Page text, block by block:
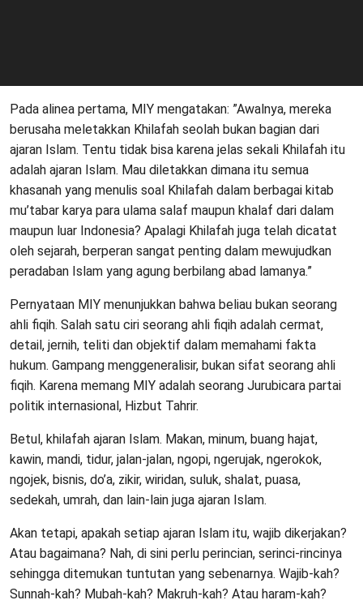
Pada alinea pertama, MIY mengatakan: ”Awalnya, mereka
berusaha meletakkan Khilafah seolah bukan bagian dari
ajaran Islam. Tentu tidak bisa karena jelas sekali Khilafah itu
adalah ajaran Islam. Mau diletakkan dimana itu semua
khasanah yang menulis soal Khilafah dalam berbagai kitab
mu’tabar karya para ulama salaf maupun khalaf dari dalam
maupun luar Indonesia? Apalagi Khilafah juga telah dicatat
oleh sejarah, berperan sangat penting dalam mewujudkan
peradaban Islam yang agung berbilang abad lamanya.”
Pernyataan MIY menunjukkan bahwa beliau bukan seorang
ahli fiqih. Salah satu ciri seorang ahli fiqih adalah cermat,
detail, jernih, teliti dan objektif dalam memahami fakta
hukum. Gampang menggeneralisir, bukan sifat seorang ahli
fiqih. Karena memang MIY adalah seorang Jurubicara partai
politik internasional, Hizbut Tahrir.
Betul, khilafah ajaran Islam. Makan, minum, buang hajat,
kawin, mandi, tidur, jalan-jalan, ngopi, ngerujak, ngerokok,
ngojek, bisnis, do’a, zikir, wiridan, suluk, shalat, puasa,
sedekah, umrah, dan lain-lain juga ajaran Islam.
Akan tetapi, apakah setiap ajaran Islam itu, wajib dikerjakan?
Atau bagaimana? Nah, di sini perlu perincian, serinci-rincinya
sehingga ditemukan tuntutan yang sebenarnya. Wajib-kah?
Sunnah-kah? Mubah-kah? Makruh-kah? Atau haram-kah?